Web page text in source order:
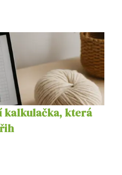
kalkulačka, která